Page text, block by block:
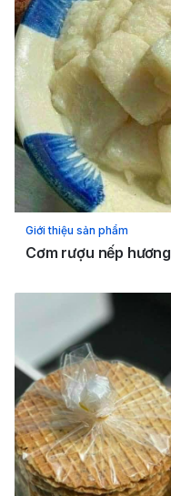
Giới thiệu sản phẩm
Cơm rượu nếp hương